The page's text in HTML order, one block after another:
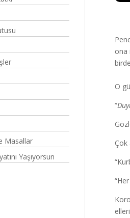
ona
O
“
Çok
Masallar
Yaşıyorsun